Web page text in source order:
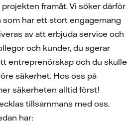
framåt. Vi söker därför
som har ett stort engagemang
av att erbjuda service och
och kunder, du agerar
entreprenörskap och du skulle
säkerhet. Hos oss på
säkerheten alltid först!
tillsammans med oss.
har: